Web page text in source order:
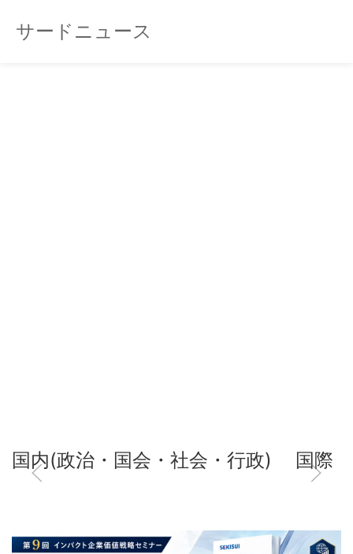
サードニュース
国内(政治・国会・社会・行政) 国際